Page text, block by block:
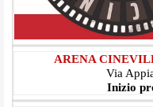
ARENA
Via
Inizio